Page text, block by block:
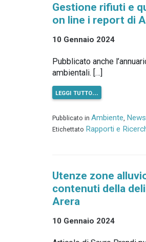
Gestione rifiuti e
on line i report di
10 Gennaio 2024
Pubblicato anche
ambientali. […]
leggi tutto…
Pubblicato in Ambiente News
Etichettato Rapporti e
Utenze zone
contenuti della
Arera
10 Gennaio 2024